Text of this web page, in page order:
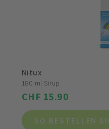
Nitux
180 ml Sirup
CHF 15.90
SO BESTELLEN